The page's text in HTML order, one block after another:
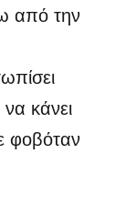
από την
να κάνει
φοβόταν